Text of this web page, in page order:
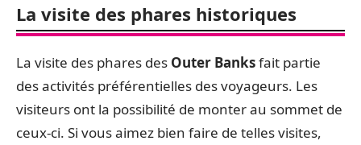
La visite des phares historiques
La visite des phares des Outer Banksfait partie
des activités préférentielles des voyageurs. Les
visiteurs ont la possibilité de monter au sommet de
ceux-ci. Si vous aimez bien faire de telles visites,